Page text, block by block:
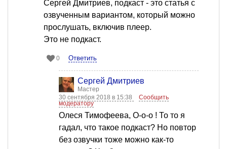
Сергей Дмитриев, подкаст - это статья с
озвученным вариантом, который можно
прослушать, включив плеер.
Это не подкаст.
0 Ответить
Сергей Дмитриев
Мастер
30 сентября 2018 в 15:38
Сообщить
модератору
Олеся Тимофеева, О-о-о ! То то я
гадал, что такое подкаст? Но повтор
без озвучки тоже можно как-то